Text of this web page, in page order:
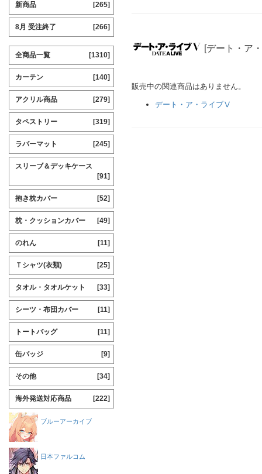
[デート・ア
販売中の関連商品はありません。
デート・ア・ライブⅤ
新商品 [265]
8月 受注終了 [266]
全商品一覧 [1310]
カーテン [140]
アクリル商品 [279]
タペストリー [319]
ラバーマット [245]
スリーブ＆デッキケース
[91]
抱き枕カバー [52]
枕・クッションカバー [49]
のれん [11]
Ｔシャツ(衣類) [25]
タオル・タオルケット [33]
シーツ・布団カバー [11]
トートバッグ [11]
缶バッジ [9]
その他 [34]
海外発送対応商品 [222]
ブルーアーカイブ
日本ファルコム